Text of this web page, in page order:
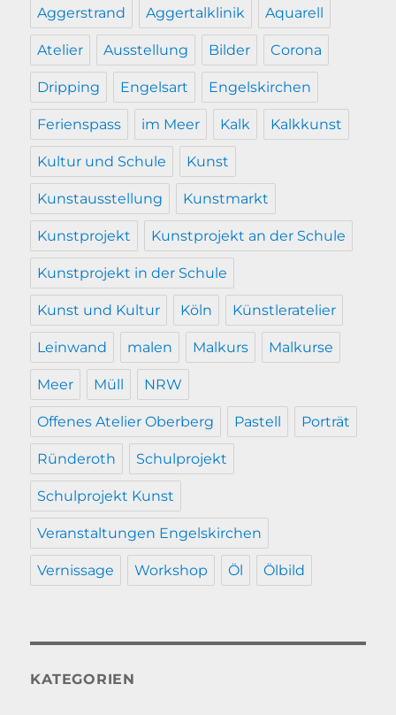
Aggerstrand Aggertalklinik Aquarell
Atelier Ausstellung Bilder Corona
Dripping Engelsart Engelskirchen
Ferienspass im Meer Kalk Kalkkunst
Kultur und Schule Kunst
Kunstausstellung Kunstmarkt
Kunstprojekt Kunstprojekt an der Schule
Kunstprojekt in der Schule
Kunst und Kultur Köln Künstleratelier
Leinwand malen Malkurs Malkurse
Meer Müll NRW
Offenes Atelier Oberberg Pastell Porträt
Ründeroth Schulprojekt
Schulprojekt Kunst
Veranstaltungen Engelskirchen
Vernissage Workshop Öl Ölbild
KATEGORIEN